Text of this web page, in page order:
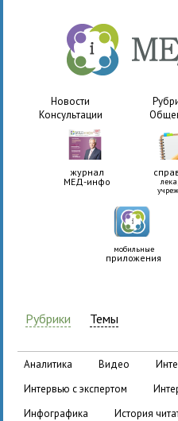
Новости
Консультации
журнал
МЕД-инфо
мобильные
приложения
Рубрики Темы
аналитика видео
интервью с экспертом
инфографика
история